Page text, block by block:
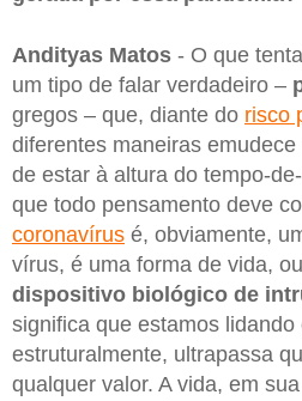
Andityas Matos - O que
um tipo de falar verdadeiro –
gregos – que, diante do risco
diferentes maneiras
de estar à altura do tempo-
que todo pensamento deve
coronavírus é, obviamente,
vírus, é uma forma de vida,
dispositivo biológico de
significa que estamos lidando
estruturalmente, ultrapassa
qualquer valor. A vida, em